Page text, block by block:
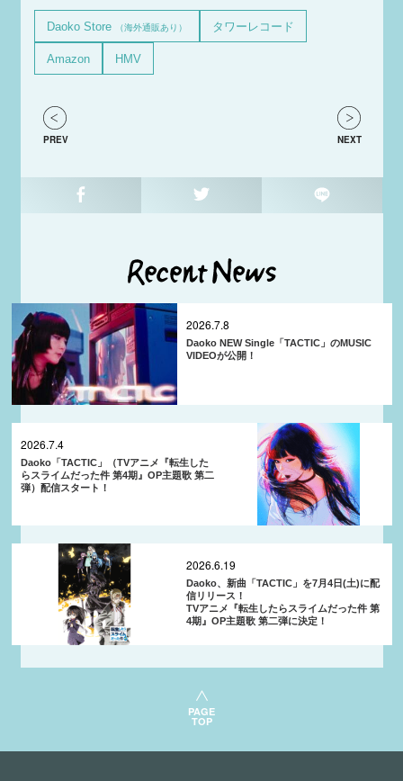
Daoko Store （海外通販あり） タワーレコード
Amazon HMV
PREV NEXT
2026.7.8
Daoko NEW Single「TACTIC」のMUSIC
VIDEOが公開！
2026.7.4
Daoko「TACTIC」（TVアニメ『転生した
らスライムだった件 第4期』OP主題歌 第二
弾）配信スタート！
2026.6.19
Daoko、新曲「TACTIC」を7月4日(土)に配
信リリース！
TVアニメ『転生したらスライムだった件 第
4期』OP主題歌 第二弾に決定！
PAGE
TOP